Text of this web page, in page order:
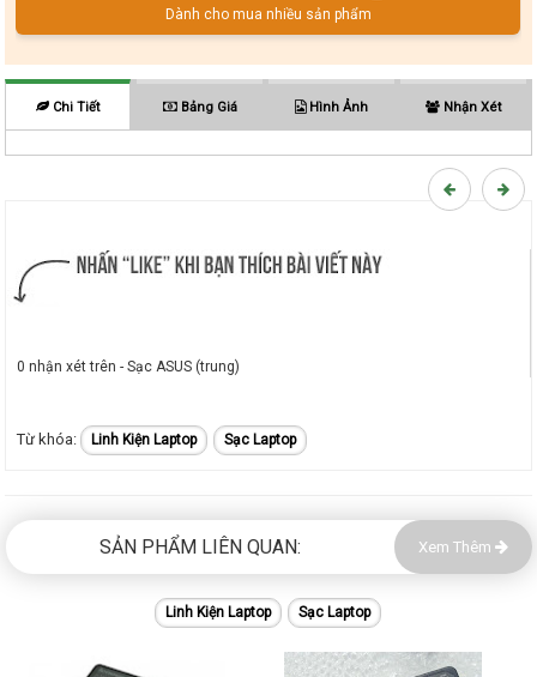
Dành cho mua nhiều sản phẩm
Chi Tiết Bảng Giá Hình Ảnh Nhận Xét
0 nhận xét trên - Sạc ASUS (trung)
Linh Kiện Laptop Sạc Laptop
SẢN PHẨM LIÊN QUAN: Xem Thêm
Linh Kiện Laptop Sạc Laptop